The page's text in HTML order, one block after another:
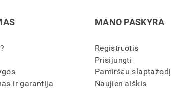
ir garantija
MANO PASKYRA
Registruotis
Prisijungti
Pamiršau slaptažodį
Naujienlaiškis